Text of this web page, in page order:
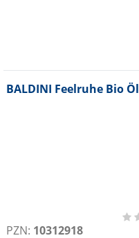
BALDINI Feelruhe Bio Öl
PZN: 10312918